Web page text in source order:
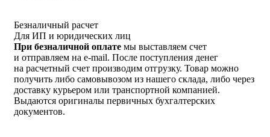
Безналичный расчет
Для ИП и юридических лиц
При безналичной оплате мы выставляем счет
и отправляем на e-mail. После поступления денег
на расчетный счет производим отгрузку. Товар можно
получить либо самовывозом из нашего склада, либо через
доставку курьером или транспортной компанией.
Выдаются оригиналы первичных бухгалтерских
документов.